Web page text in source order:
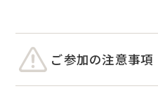
ご参加の注意事項